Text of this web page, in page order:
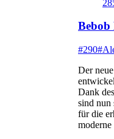
#290
Der
Dank
sind nun
für die